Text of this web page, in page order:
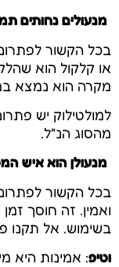
מנעולים נחותים
בכל הקשור
או קלקול הוא
מקרה הוא נמצא
למולטילוק יש
מהסוג הנ"ל.
מנעולן הוא איש
בכל הקשור
ואמין. זה חוסך
בשימוש. אל תקנו
וטיפ: אמינות היא